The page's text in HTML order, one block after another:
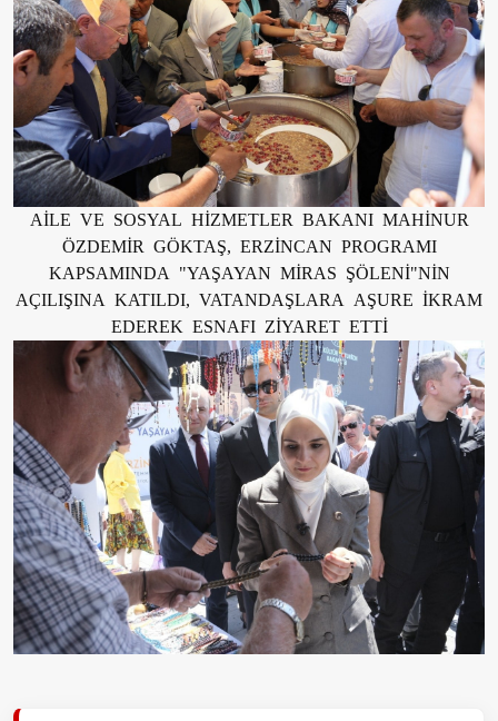
AİLE VE SOSYAL HİZMETLER BAKANI MAHİNUR
ÖZDEMİR GÖKTAŞ, ERZİNCAN PROGRAMI
KAPSAMINDA "YAŞAYAN MİRAS ŞÖLENİ"NİN
AÇILIŞINA KATILDI, VATANDAŞLARA AŞURE İKRAM
EDEREK ESNAFI ZİYARET ETTİ